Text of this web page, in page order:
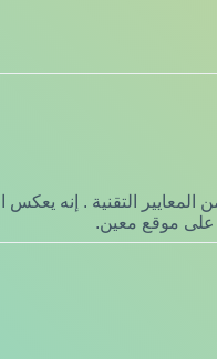
التقنية . إنه
على موقع معين.